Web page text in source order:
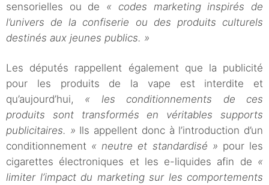
sensorielles ou de « codes marketing inspirés de
l’univers de la confiserie ou des produits culturels
destinés aux jeunes publics. »
Les députés rappellent également que la publicité
pour les produits de la vape est interdite et
qu’aujourd’hui, « les conditionnements de ces
produits sont transformés en véritables supports
publicitaires. » Ils appellent donc à l’introduction d’un
conditionnement « neutre et standardisé » pour les
cigarettes électroniques et les e-liquides afin de «
limiter l’impact du marketing sur les comportements